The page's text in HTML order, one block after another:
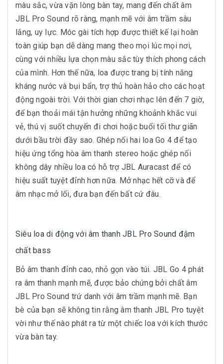
màu sắc, vừa vặn lòng bàn tay, mang đến chất âm
JBL Pro Sound rõ ràng, mạnh mẽ với âm trầm sâu
lắng, uy lực. Móc gài tích hợp được thiết kế lại hoàn
toàn giúp bạn dễ dàng mang theo mọi lúc mọi nơi,
cùng với nhiều lựa chọn màu sắc tùy thích phong cách
của mình. Hơn thế nữa, loa được trang bị tính năng
kháng nước và bụi bẩn, trợ thủ hoàn hảo cho các hoạt
động ngoài trời. Với thời gian chơi nhạc lên đến 7 giờ,
để bạn thoải mái tận hưởng những khoảnh khắc vui
vẻ, thú vị suốt chuyến đi chơi hoặc buổi tối thư giãn
dưới bầu trời đầy sao. Ghép nối hai loa Go 4 để tạo
hiệu ứng tổng hòa âm thanh stereo hoặc ghép nối
không dây nhiều loa có hỗ trợ JBL Auracast để có
hiệu suất tuyệt đỉnh hơn nữa. Mở nhạc hết cỡ và để
âm nhạc mở lối, đưa bạn đến bất cứ đâu.
Siêu loa di động với âm thanh JBL Pro Sound đậm
chất bass
Bỏ âm thanh đỉnh cao, nhỏ gọn vào túi. JBL Go 4 phát
ra âm thanh mạnh mẽ, được bảo chứng bởi chất âm
JBL Pro Sound trứ danh với âm trầm mạnh mẽ. Bạn
bè của bạn sẽ không tin rằng âm thanh JBL Pro tuyệt
vời như thế nào phát ra từ một chiếc loa với kích thước
vừa bàn tay.